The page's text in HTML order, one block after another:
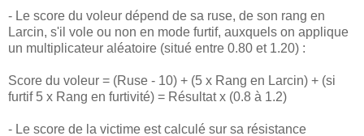
- Le score du voleur dépend de sa ruse, de son rang en
Larcin, s'il vole ou non en mode furtif, auxquels on applique
un multiplicateur aléatoire (situé entre 0.80 et 1.20) :
Score du voleur = (Ruse - 10) + (5 x Rang en Larcin) + (si
furtif 5 x Rang en furtivité) = Résultat x (0.8 à 1.2)
- Le score de la victime est calculé sur sa résistance